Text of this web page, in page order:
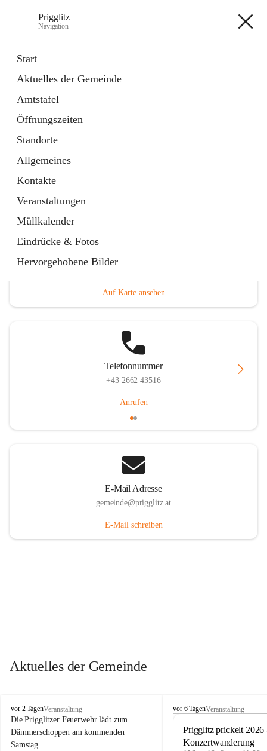
Prigglitz
Navigation
Start
Aktuelles der Gemeinde
Amtstafel
Öffnungszeiten
Standorte
Allgemeines
Kontakte
Veranstaltungen
Müllkalender
Eindrücke & Fotos
Hervorgehobene Bilder
Externe Webseite
in
Tab
Gemeindezeitung
Ordner
öffnet
in
neuem
Tab
Hauptadresse
Auf Karte ansehen
Telefonnummer
+43 2662 43516
Anrufen
E-Mail Adresse
gemeinde@prigglitz.at
E-Mail schreiben
Aktuelles der Gemeinde
P
r
i
g
vor 2 TagenVeranstaltung
Die Prigglitzer Feuerwehr lädt zum
Dämmerschoppen am kommenden
Samstag……
P
vor 6 TagenVeranstaltung
Prigglitz prickelt 2026
Konzertwanderung